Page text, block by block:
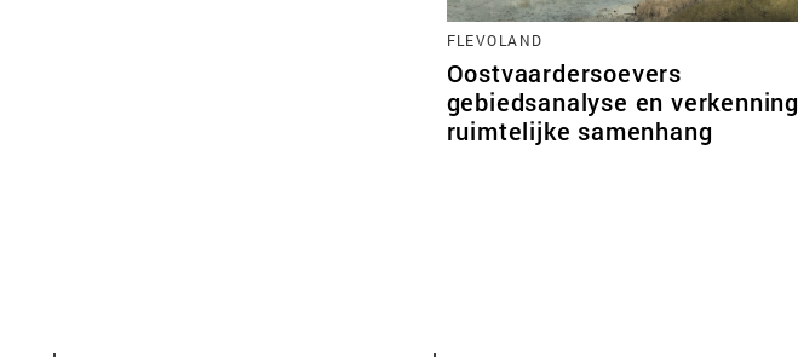
FLEVOLAND
Oostvaardersoevers
gebiedsanalyse en verkenning
ruimtelijke samenhang